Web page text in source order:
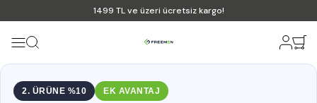
1499 TL ve üzeri ücretsiz kargo!
2. ÜRÜNE %10 EK AVANTAJ